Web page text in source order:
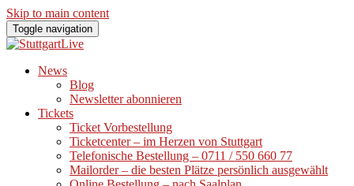
Skip to main content
Toggle navigation
News
Blog
Newsletter abonnieren
Tickets
Ticket Vorbestellung
Ticketcenter – im Herzen von Stuttgart
Telefonische Bestellung – 0711 / 550 660 77
Mailorder – die besten Plätze persönlich ausgewählt